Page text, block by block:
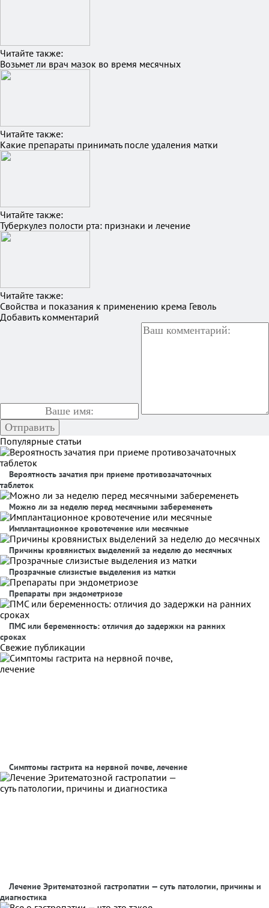
Читайте также:
Возьмет ли врач мазок во время месячных
Читайте также:
Какие препараты принимать после удаления матки
Читайте также:
Туберкулез полости рта: признаки и лечение
Читайте также:
Свойства и показания к применению крема Геволь
Добавить комментарий
Популярные статьи
Вероятность зачатия при приеме противозачаточных
таблеток
Можно ли за неделю перед месячными забеременеть
Имплантационное кровотечение или месячные
Причины кровянистых выделений за неделю до месячных
Прозрачные слизистые выделения из матки
Препараты при эндометриозе
ПМС или беременность: отличия до задержки на ранних
сроках
Свежие публикации
Симптомы гастрита на нервной почве, лечение
Лечение Эритематозной гастропатии — суть патологии, причины и
диагностика